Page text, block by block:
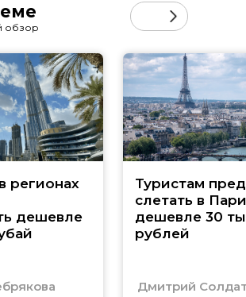
обзор
регионах
дешевле
Туристам
слетать в
дешевле 30
рублей
Дмитрий